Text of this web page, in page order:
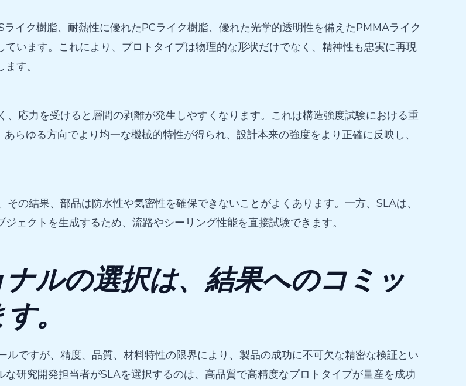
イク樹脂、耐熱性に優れたPCライク樹脂、優れた光学的透明性を備えたPMMAライク
います。これにより、プロトタイプは物理的な形状だけでなく、精神性も忠実に再現
す。
応力を受けると層間の剥離が発生しやすくなります。これは構造強度試験における重
らゆる方向でより均一な機械的特性が得られ、設計本来の強度をより正確に反映し、
の結果、部品は防水性や気密性を確保できないことがよくあります。一方、SLAは、
ェクトを生成するため、流路やシーリング性能を直接試験できます。
ルの選択は、結果へのコミッ
。
ですが、精度、品質、材料特性の限界により、製品の成功に不可欠な精密な検証とい
研究開発担当者がSLAを選択するのは、高品質で高精度なプロトタイプが量産を成功